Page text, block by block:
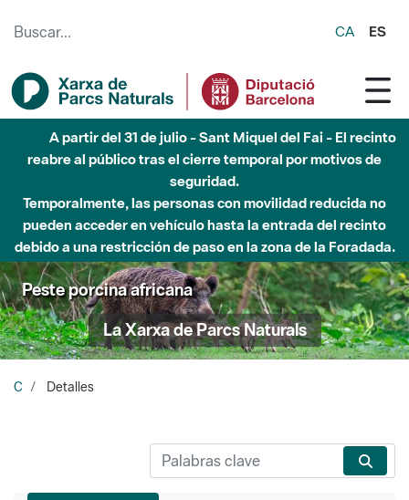
CA ES
A partir del 31 de julio - Sant Miquel del Fai - El recinto
reabre al público tras el cierre temporal por motivos de
seguridad.
Temporalmente, las personas con movilidad reducida no
pueden acceder en vehículo hasta la entrada del recinto
debido a una restricción de paso en la zona de la Foradada.
Peste porcina africana
La Xarxa de Parcs Naturals
C Detalles